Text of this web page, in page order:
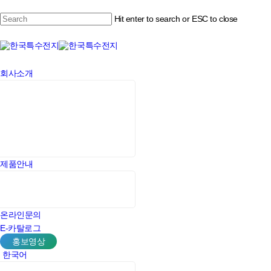
to
main
Hit enter to search or ESC to close
Close
Menu
회사소개
제품안내
온라인문의
E-카탈로그
홍보영상
한국어
Close